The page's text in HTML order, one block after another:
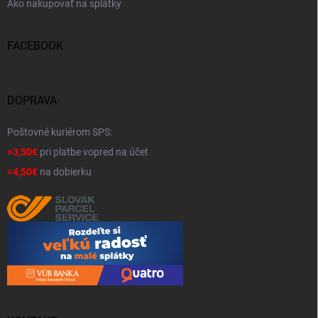
Ako nakupovať na splátky
FACEBOOK
DOPRAVA
Poštovné kuriérom SPS:
=3,50€ pri platbe vopred na účet
=4,50€ na dobierku